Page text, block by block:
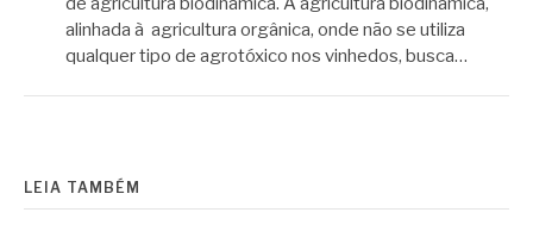
alinhada à agricultura orgânica, onde não se utiliza
qualquer tipo de agrotóxico nos vinhedos, busca…
LEIA TAMBÉM